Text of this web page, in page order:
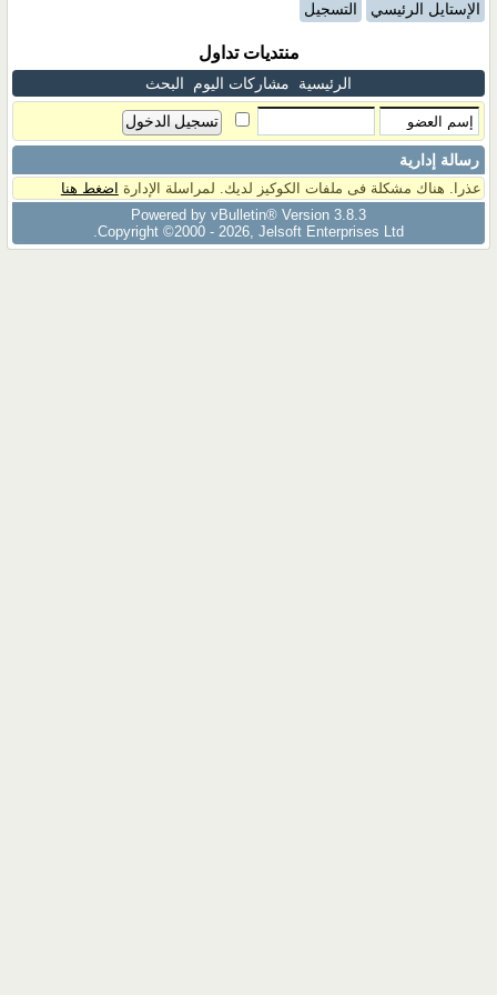
الإستايل الرئيسي التسجيل
منتديات تداول
الرئيسية مشاركات اليوم البحث
رسالة إدارية
عذرا. هناك مشكلة فى ملفات الكوكيز لديك. لمراسلة الإدارة اضغط هنا
Powered by vBulletin® Version 3.8.3
Copyright ©2000 - 2026, Jelsoft Enterprises Ltd.